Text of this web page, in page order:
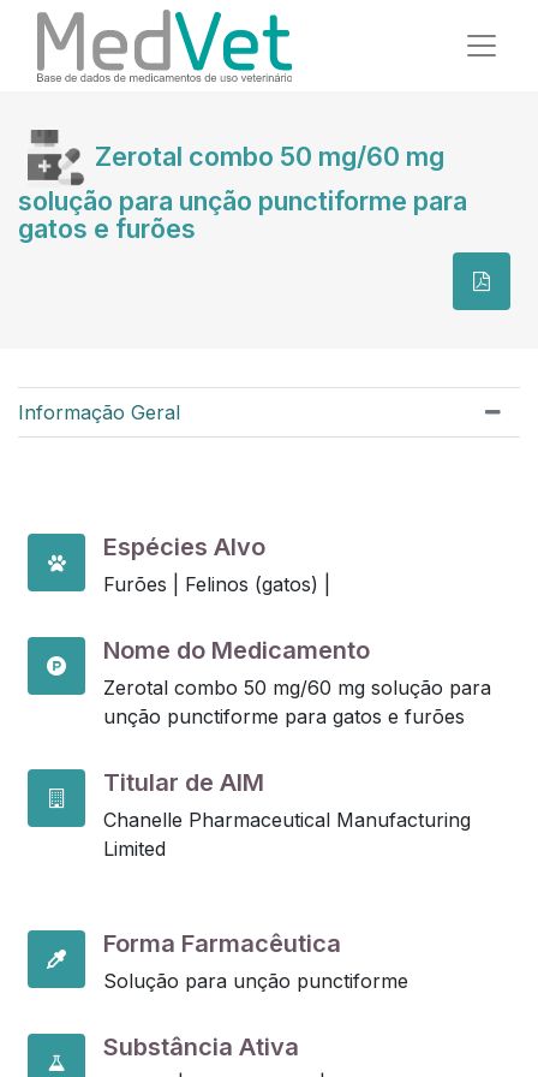
Zerotal combo 50 mg/60 mg
solução para unção punctiforme para
gatos e furões
Informação Geral
Espécies Alvo
Furões | Felinos (gatos) |
Nome do Medicamento
Zerotal combo 50 mg/60 mg solução para
unção punctiforme para gatos e furões
Titular de AIM
Chanelle Pharmaceutical Manufacturing
Limited
Forma Farmacêutica
Solução para unção punctiforme
Substância Ativa